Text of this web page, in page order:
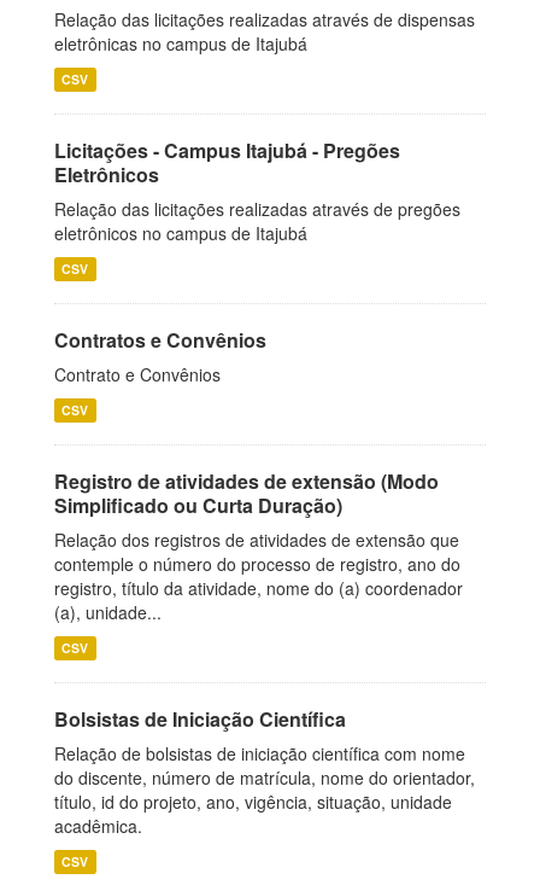
Relação das licitações realizadas através de dispensas
eletrônicas no campus de Itajubá
CSV
Licitações - Campus Itajubá - Pregões
Eletrônicos
Relação das licitações realizadas através de pregões
eletrônicos no campus de Itajubá
CSV
Contratos e Convênios
Contrato e Convênios
CSV
Registro de atividades de extensão (Modo
Simplificado ou Curta Duração)
Relação dos registros de atividades de extensão que
contemple o número do processo de registro, ano do
registro, título da atividade, nome do (a) coordenador
(a), unidade...
CSV
Bolsistas de Iniciação Científica
Relação de bolsistas de iniciação científica com nome
do discente, número de matrícula, nome do orientador,
título, id do projeto, ano, vigência, situação, unidade
acadêmica.
CSV